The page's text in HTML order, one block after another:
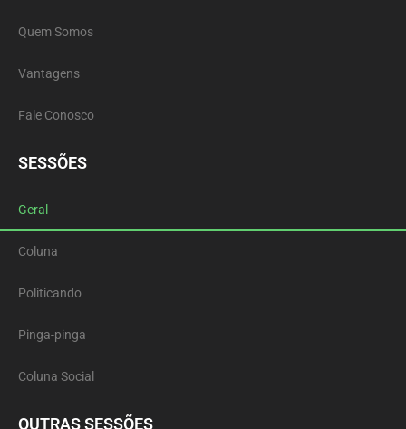
Quem Somos
Vantagens
Fale Conosco
SESSÕES
Geral
Coluna
Politicando
Pinga-pinga
Coluna Social
OUTRAS SESSÕES